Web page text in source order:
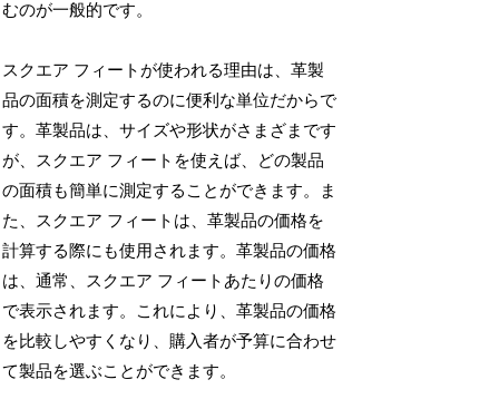
むのが一般的です。
スクエア フィートが使われる理由は、革製
品の面積を測定するのに便利な単位だからで
す。革製品は、サイズや形状がさまざまです
が、スクエア フィートを使えば、どの製品
の面積も簡単に測定することができます。ま
た、スクエア フィートは、革製品の価格を
計算する際にも使用されます。革製品の価格
は、通常、スクエア フィートあたりの価格
で表示されます。これにより、革製品の価格
を比較しやすくなり、購入者が予算に合わせ
て製品を選ぶことができます。